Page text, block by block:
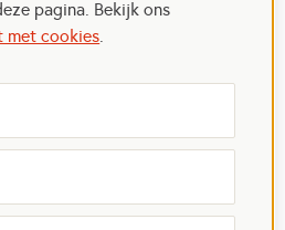
pagina. Bekijk ons
met cookies.